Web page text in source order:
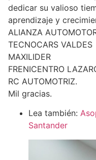
dedicar su valioso
aprendizaje y
ALIANZA
TECNOCARS VALDES
MAXILIDER
FRENICENTRO
RC AUTOMOTRIZ.
Mil gracias.
Lea también:
Santander